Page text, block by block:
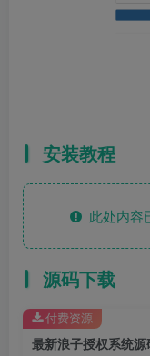
安装教程
此处内容
源码下载
最新浪子授权系统
付费资源